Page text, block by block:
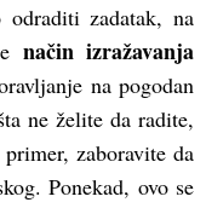
zadatak, na
način izražavanja
na pogodan
ne želite da radite,
zaboravite da
Ponekad, ovo se